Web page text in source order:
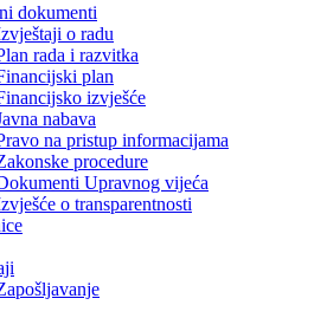
dokumenti
o radu
rada i razvitka
plan
izvješće
nabava
na pristup informacijama
procedure
Upravnog vijeća
o transparentnosti